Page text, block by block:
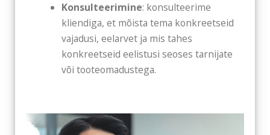
Konsulteerimine: konsulteerime
kliendiga, et mõista tema konkreetseid
vajadusi, eelarvet ja mis tahes
konkreetseid eelistusi seoses tarnijate
või tooteomadustega.